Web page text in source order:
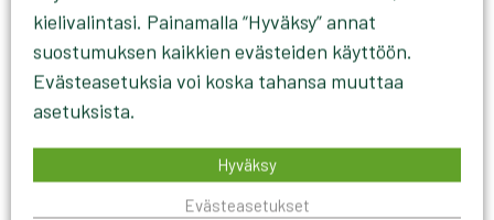
INJEKT
SAVUKAASUIMURI
kielivalintasi. Painamalla “Hyväksy” annat
suostumuksen kaikkien evästeiden käyttöön.
Evästeasetuksia voi koska tahansa muuttaa
asetuksista.
Evästeasetukset
Hyväksy